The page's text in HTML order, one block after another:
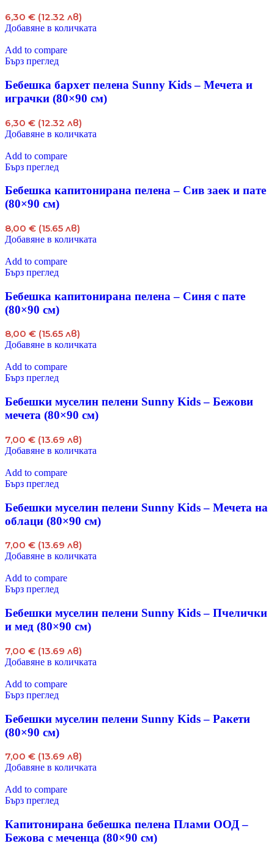
6,30 € (12.32 лв)
Добавяне в количката
Add to compare
Бърз преглед
Бебешка бархет пелена Sunny Kids – Мечета и
играчки (80×90 см)
6,30 € (12.32 лв)
Добавяне в количката
Add to compare
Бърз преглед
Бебешка капитонирана пелена – Сив заек и пате
(80×90 см)
8,00 € (15.65 лв)
Добавяне в количката
Add to compare
Бърз преглед
Бебешка капитонирана пелена – Синя с пате
(80×90 см)
8,00 € (15.65 лв)
Добавяне в количката
Add to compare
Бърз преглед
Бебешки муселин пелени Sunny Kids – Бежови
мечета (80×90 см)
7,00 € (13.69 лв)
Добавяне в количката
Add to compare
Бърз преглед
Бебешки муселин пелени Sunny Kids – Мечета на
облаци (80×90 см)
7,00 € (13.69 лв)
Добавяне в количката
Add to compare
Бърз преглед
Бебешки муселин пелени Sunny Kids – Пчелички
и мед (80×90 см)
7,00 € (13.69 лв)
Добавяне в количката
Add to compare
Бърз преглед
Бебешки муселин пелени Sunny Kids – Ракети
(80×90 см)
7,00 € (13.69 лв)
Добавяне в количката
Add to compare
Бърз преглед
Капитонирана бебешка пелена Плами ООД –
Бежова с меченца (80×90 см)